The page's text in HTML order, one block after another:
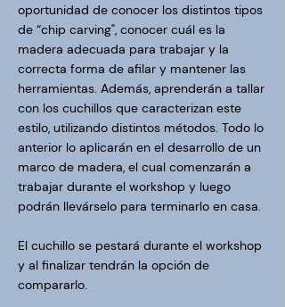
oportunidad de conocer los distintos tipos
de “chip carving", conocer cuál es la
madera adecuada para trabajar y la
correcta forma de afilar y mantener las
herramientas. Además, aprenderán a tallar
con los cuchillos que caracterizan este
estilo, utilizando distintos métodos. Todo lo
anterior lo aplicarán en el desarrollo de un
marco de madera, el cual comenzarán a
trabajar durante el workshop y luego
podrán llevárselo para terminarlo en casa.
El cuchillo se pestará durante el workshop
y al finalizar tendrán la opción de
compararlo.